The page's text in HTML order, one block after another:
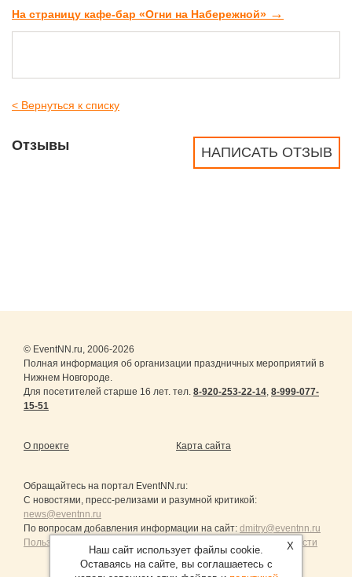
На страницу кафе-бар «Огни на Набережной» →
< Вернуться к списку
НАПИСАТЬ ОТЗЫВ
Отзывы
© EventNN.ru, 2006-2026
Полная информация об организации праздничных мероприятий в
Нижнем Новгороде.
Для посетителей старше 16 лет. тел. 8-920-253-22-14, 8-999-077-
15-51
О проекте Карта сайта
Обращайтесь на портал EventNN.ru:
С новостями, пресс-релизами и разумной критикой:
news@eventnn.ru
По вопросам добавления информации на сайт: dmitry@eventnn.ru
Пользовательское Соглашение и политика конфиденциальности
X
Наш сайт использует файлы cookie.
Оставаясь на сайте, вы соглашаетесь с